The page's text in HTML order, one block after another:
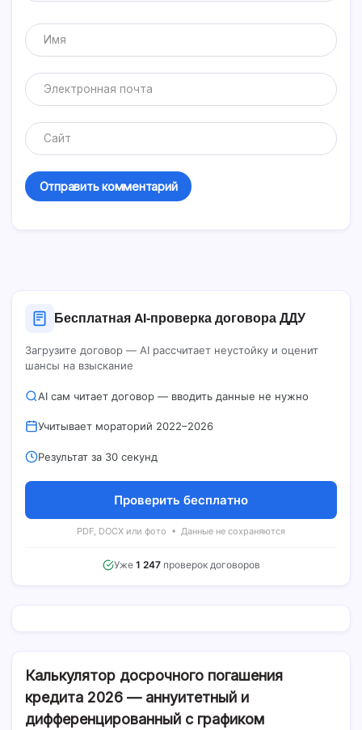
Бесплатная AI‑проверка договора ДДУ
Загрузите договор — AI рассчитает неустойку и оценит
шансы на взыскание
AI сам читает договор — вводить данные не нужно
Учитывает мораторий 2022–2026
Результат за 30 секунд
Проверить бесплатно
PDF, DOCX или фото • Данные не сохраняются
Уже 1 247проверок договоров
Калькулятор досрочного погашения
кредита 2026 — аннуитетный и
дифференцированный с графиком